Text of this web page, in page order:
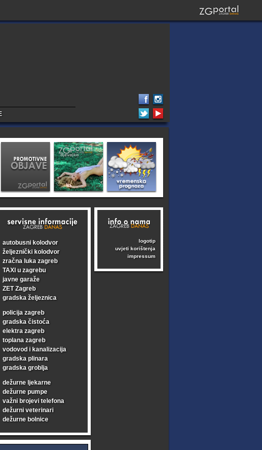
autobusni kolodvor
željeznički kolodvor
zračna luka zagreb
TAXI u zagrebu
javne garaže
ZET Zagreb
gradska željeznica
policija zagreb
gradska čistoća
elektra zagreb
toplana zagreb
vodovod i kanalizacija
gradska plinara
gradska groblja
dežurne ljekarne
dežurne pumpe
važni brojevi telefona
dežurni veterinari
dežurne bolnice
logotip
uvjeti korištenja
impressum